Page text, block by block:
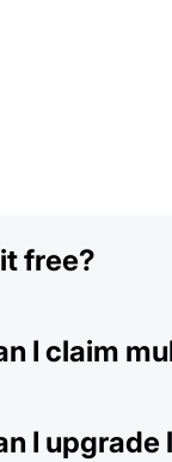
free?
I claim
I upgrade